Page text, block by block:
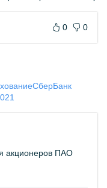
0 0
СберБанк
акционеров ПАО